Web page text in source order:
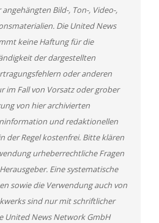
Bild-, Ton-, Video-,
Die United News
keine Haftung für die
der dargestellten
oder anderen
im Fall von Vorsatz oder grober
von hier archivierten
und redaktionellen
der Regel kostenfrei. Bitte klären
urheberrechtliche Fragen
Eine systematische
sowie die Verwendung auch von
sind nur mit schriftlicher
United News Network GmbH